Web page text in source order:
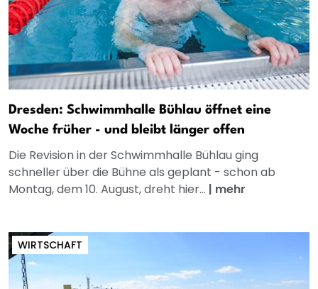
Dresden: Schwimmhalle Bühlau öffnet eine
Woche früher - und bleibt länger offen
Die Revision in der Schwimmhalle Bühlau ging
schneller über die Bühne als geplant - schon ab
Montag, dem 10. August, dreht hier... | mehr
WIRTSCHAFT